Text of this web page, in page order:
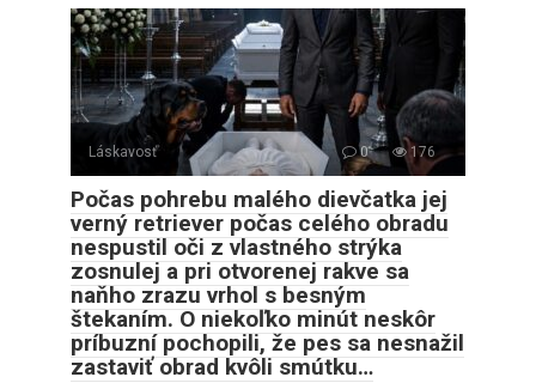
Láskavosť 0 176
Počas pohrebu malého dievčatka jej
verný retriever počas celého obradu
nespustil oči z vlastného strýka
zosnulej a pri otvorenej rakve sa
naňho zrazu vrhol s besným
štekaním. O niekoľko minút neskôr
príbuzní pochopili, že pes sa nesnažil
zastaviť obrad kvôli smútku…